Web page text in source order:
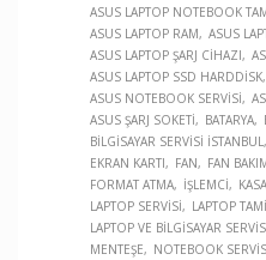
ASUS LAPTOP NOTEBOOK
ASUS LAPTOP RAM
ASUS
ASUS LAPTOP ŞARJ CIHAZI
ASUS LAPTOP SSD HARDDISK
ASUS NOTEBOOK SERVISI
ASUS ŞARJ SOKETI
BATARYA
BILGISAYAR SERVISI İSTANBUL
EKRAN KARTI
FAN FAN
FORMAT ATMA
İŞLEMCI
LAPTOP SERVISI
LAPTOP
LAPTOP VE BILGISAYAR
MENTEŞE
NOTEBOOK